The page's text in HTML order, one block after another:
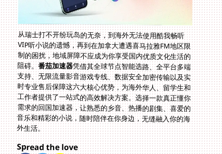
从瑞士打不开纷玩岛的无奈，到海外无法使用酷我畅听
VIP听小说的遗憾，再到在加拿大遭遇喜马拉雅FM地区限
制的困扰，地域屏障不应成为你享受国内优质文化生活的
阻碍。番茄加速器凭借其全球节点智能选路、全平台多端
支持、无限流量影音游戏专线、数据安全加密传输以及实
时专业售后保障这六大核心优势，为海外华人、留学生和
工作者提供了一站式的高效解决方案。选择一款真正懂你
需求的回国加速器，让熟悉的乡音、热播的剧集、喜爱的
音乐和精彩的小说，随时陪伴在你身边，无缝融入你的海
外生活。
Spread the love